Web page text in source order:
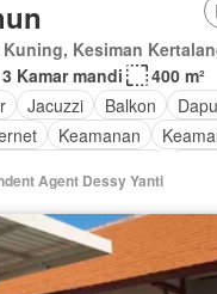
3 Kamar mandi
400 m²
Jacuzzi Balkon
Keamanan
parking Taman
Wifi Sebagian perabotan
Agent Dessy Yanti